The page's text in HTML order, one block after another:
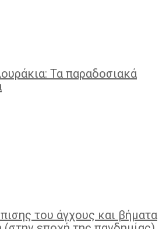
Τα παραδοσιακά
του άγχους και βήματα